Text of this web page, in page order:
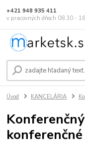
+421 948 935 411
v pracovných dňoch 08.30 -
Úvod KANCELÁRIA